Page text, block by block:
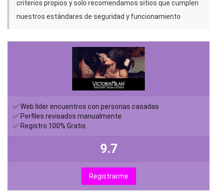
criterios propios y solo recomendamos sitios que cumplen
nuestros estándares de seguridad y funcionamiento
✅ Web líder encuentros con personas casadas
✅ Perfiles revisados manualmente
✅ Registro 100% Gratis
9.7
Registrarme